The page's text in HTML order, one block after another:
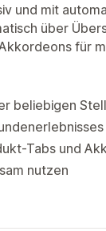
und mit
über
für
beliebigen
Tabs und
nutzen